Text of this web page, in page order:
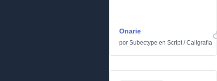
Onarie
por Subectype en Script/Caligrafía